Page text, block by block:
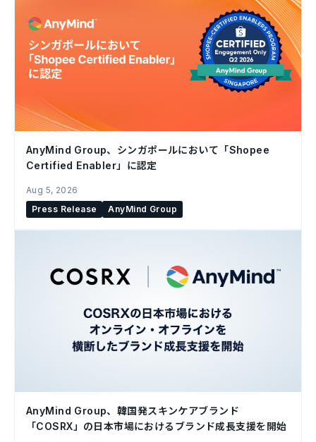
AnyMind Group、シンガポールにおいて「Shopee
Certified Enabler」に認定
Aug 5, 2026
Press Release
AnyMind Group
AnyMind Group、韓国発スキンケアブランド
「COSRX」の日本市場におけるブランド成長支援を開始